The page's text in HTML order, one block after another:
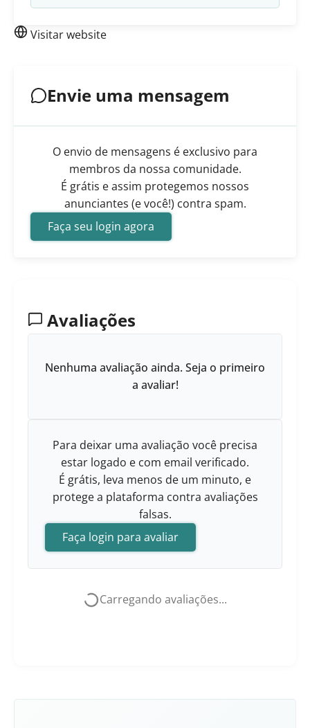
Visitar website
Envie uma mensagem
O envio de mensagens é exclusivo para
membros da nossa comunidade.
É grátis e assim protegemos nossos
anunciantes (e você!) contra spam.
Faça seu login agora
Avaliações
Nenhuma avaliação ainda. Seja o primeiro
a avaliar!
Para deixar uma avaliação você precisa
estar logado e com email verificado.
É grátis, leva menos de um minuto, e
protege a plataforma contra avaliações
falsas.
Faça login para avaliar
Carregando avaliações...